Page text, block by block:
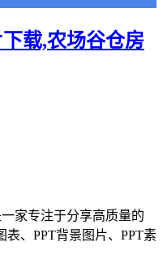
载,农场谷仓房
一家专注于分享高质量的
表、PPT背景图片、PPT素